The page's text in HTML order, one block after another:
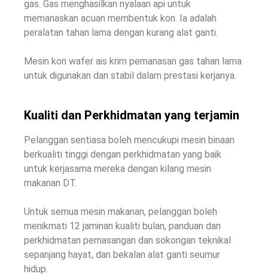
gas. Gas menghasilkan nyalaan api untuk
memanaskan acuan membentuk kon. Ia adalah
peralatan tahan lama dengan kurang alat ganti.
Mesin kon wafer ais krim pemanasan gas tahan lama
untuk digunakan dan stabil dalam prestasi kerjanya.
Kualiti dan Perkhidmatan yang terjamin
Pelanggan sentiasa boleh mencukupi mesin binaan
berkualiti tinggi dengan perkhidmatan yang baik
untuk kerjasama mereka dengan kilang mesin
makanan DT.
Untuk semua mesin makanan, pelanggan boleh
menikmati 12 jaminan kualiti bulan, panduan dan
perkhidmatan pemasangan dan sokongan teknikal
sepanjang hayat, dan bekalan alat ganti seumur
hidup.